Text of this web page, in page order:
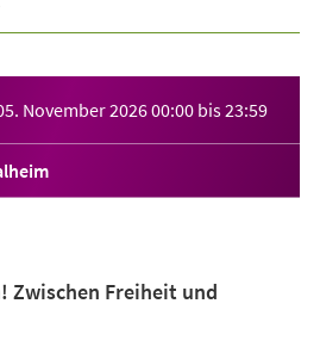
November 202600:00 bis23:59
Zwischen Freiheit und